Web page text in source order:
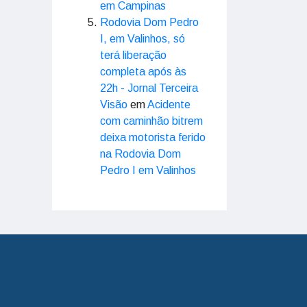
em Campinas
Rodovia Dom Pedro
I, em Valinhos, só
terá liberação
completa após às
22h - Jornal Terceira
Visão emAcidente
com caminhão bitrem
deixa motorista ferido
na Rodovia Dom
Pedro I em Valinhos